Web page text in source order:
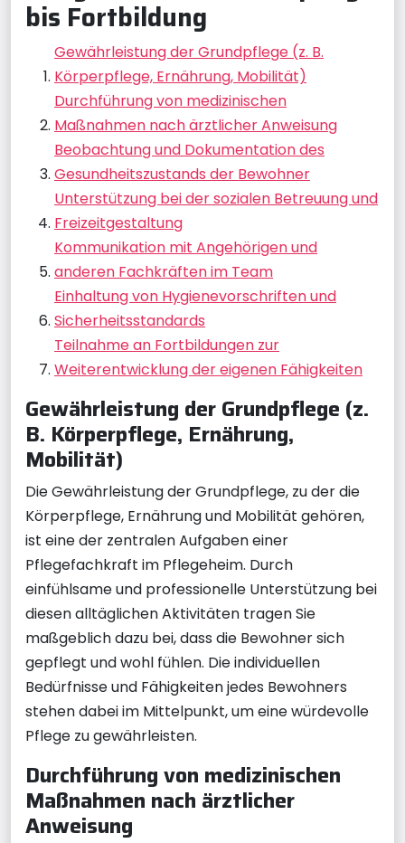
bis Fortbildung
Gewährleistung der Grundpflege (z. B.
Körperpflege, Ernährung, Mobilität)
Durchführung von medizinischen
Maßnahmen nach ärztlicher Anweisung
Beobachtung und Dokumentation des
Gesundheitszustands der Bewohner
Unterstützung bei der sozialen Betreuung und
Freizeitgestaltung
Kommunikation mit Angehörigen und
anderen Fachkräften im Team
Einhaltung von Hygienevorschriften und
Sicherheitsstandards
Teilnahme an Fortbildungen zur
Weiterentwicklung der eigenen Fähigkeiten
Gewährleistung der Grundpflege (z.
B. Körperpflege, Ernährung,
Mobilität)
Die Gewährleistung der Grundpflege, zu der die
Körperpflege, Ernährung und Mobilität gehören,
ist eine der zentralen Aufgaben einer
Pflegefachkraft im Pflegeheim. Durch
einfühlsame und professionelle Unterstützung bei
diesen alltäglichen Aktivitäten tragen Sie
maßgeblich dazu bei, dass die Bewohner sich
gepflegt und wohl fühlen. Die individuellen
Bedürfnisse und Fähigkeiten jedes Bewohners
stehen dabei im Mittelpunkt, um eine würdevolle
Pflege zu gewährleisten.
Durchführung von medizinischen
Maßnahmen nach ärztlicher
Anweisung